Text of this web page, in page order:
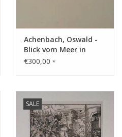
Achenbach, Oswald -
Blick vom Meer in
Richtung einer
€300,00 *
SALE